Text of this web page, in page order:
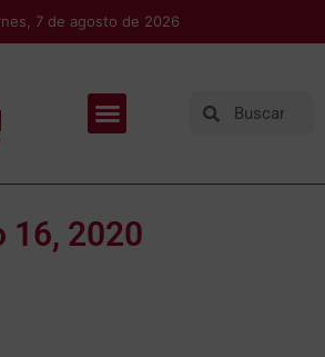
7 de agosto de 2026
16, 2020